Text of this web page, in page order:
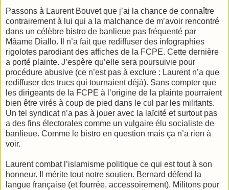
Passons à Laurent Bouvet que j’ai la chance de connaître
contrairement à lui qui a la malchance de m’avoir rencontré
dans un célèbre bistro de banlieue pas fréquenté par
Mâame Diallo. Il n’a fait que rediffuser des infographies
rigolotes parodiant des affiches de la FCPE. Cette dernière
a porté plainte. J’espère qu’elle sera poursuivie pour
procédure abusive (ce n’est pas à exclure : Laurent n’a que
rediffuser des trucs qui tournaient déjà). Sans compter que
les dirigeants de la FCPE à l’origine de la plainte pourraient
bien être virés à coup de pied dans le cul par les militants.
Un tel syndicat n’a pas à jouer avec la laïcité et surtout pas
a des fins électorales comme un vulgaire élu socialiste de
banlieue. Comme le bistro en question mais ça n’a rien à
voir.
Laurent combat l’islamisme politique ce qui est tout à son
honneur. Il mérite tout notre soutien. Bernard défend la
langue française (et fourrée, accessoirement). Militons pour